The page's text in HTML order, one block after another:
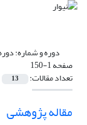
دوره و شماره:
صفحه 1-150
تعداد مقالات: 13
مقاله پژوهشی